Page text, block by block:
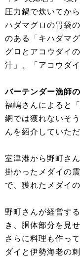
圧力鍋で炊いてか
ハダマグロの胃袋
のある「キハダマ
グロとアコウダイ
汁」、「アコウダ
バーテンダー漁師
福嶋さんによると
網では獲れないそ
んを紹介していただ
室津港から野町さ
掛かったメダイの
で、獲れたメダイ
野町さんが経営す
き、胴体部分を見
さらに料理も作っ
ダイと伊勢海老の